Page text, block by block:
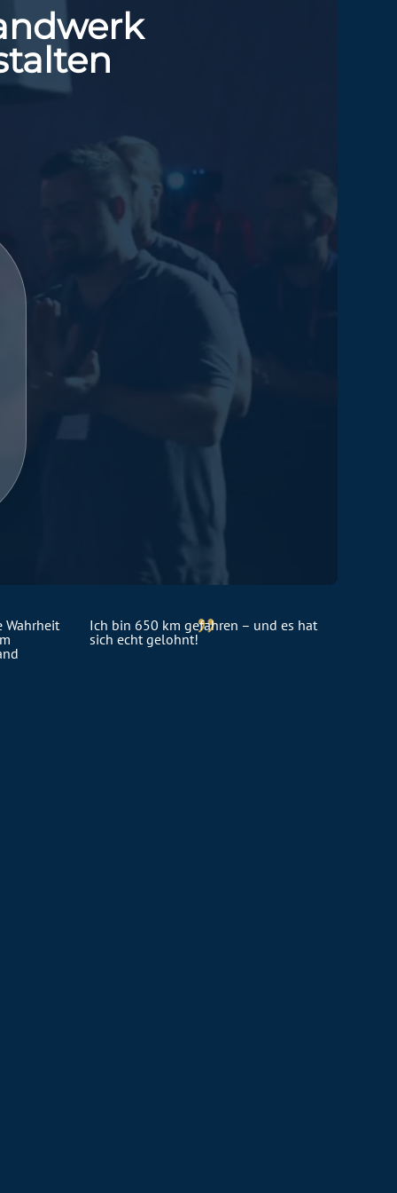
Wahrheit
{
Ich bin 650 km gefahren – und es hat
sich echt gelohnt!